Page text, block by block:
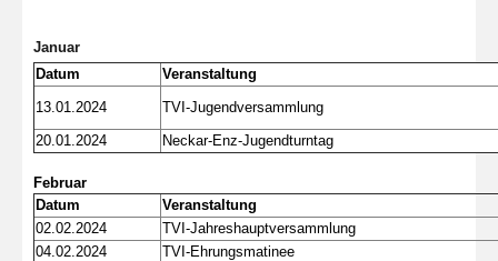
Januar
Datum
Veranstaltung
13.01.2024
TVI-Jugendversammlung
20.01.2024
Neckar-Enz-Jugendturntag
Februar
Datum
Veranstaltung
02.02.2024
TVI-Jahreshauptversammlung
04.02.2024
TVI-Ehrungsmatinee